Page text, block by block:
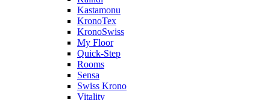
Kastamonu
KronoTex
KronoSwiss
My Floor
Quick-Step
Rooms
Sensa
Swiss Krono
Vitality